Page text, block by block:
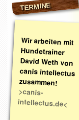
TERMINE
Wir arbeiten mit
Hundetrainer
David Weth von
canis intellectus
zusammen!
>canis-
intellectus.de<